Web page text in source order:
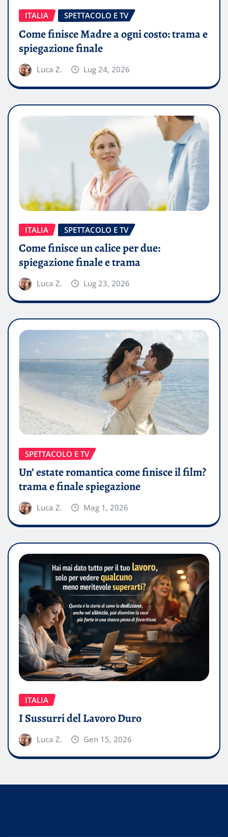
ITALIA SPETTACOLO E TV
Come finisce Madre a ogni costo: trama e
spiegazione finale
Luca Z. Lug 24, 2026
ITALIA SPETTACOLO E TV
Come finisce un calice per due:
spiegazione finale e trama
Luca Z. Lug 23, 2026
SPETTACOLO E TV
Un’ estate romantica come finisce il film?
trama e finale spiegazione
Luca Z. Mag 1, 2026
ITALIA
I Sussurri del Lavoro Duro
Luca Z. Gen 15, 2026